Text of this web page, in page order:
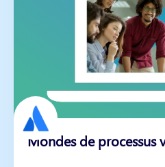
Mondes de processus